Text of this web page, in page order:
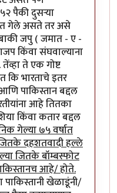
पैकी दुसऱ्या
गेले असते तर असे
जपु ( जमात - ए -
किंवा संघवाल्याना
ते एक गोष्ट
कि भारताचे इतर
पाकिस्तान बद्दल
आहे तितका
किंवा कतार बद्दल
गेल्या ७५ वर्षात
दहशतवादी हल्ले
जितके बॉम्बस्फोट
आहे/ होते.
पाकिस्तानी खेळाडूंनी/